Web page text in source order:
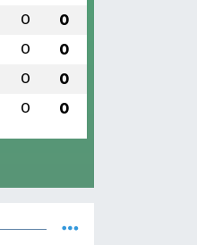
0 0
0 0
0 0
0 0